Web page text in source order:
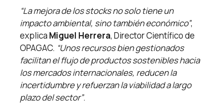
“La mejora de los stocks no solo tiene un
impacto ambiental, sino también económico”,
explica Miguel Herrera, Director Científico de
OPAGAC. “Unos recursos bien gestionados
facilitan el flujo de productos sostenibles hacia
los mercados internacionales, reducen la
incertidumbre y refuerzan la viabilidad a largo
plazo del sector”.